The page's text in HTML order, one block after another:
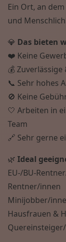
Ein Ort, an
und
💎 Das bieten
❤️ Keine
💰
📞 Sehr hohes
🚫 Keine
🤍 Arbeiten in
Team
🔗 Sehr gerne
🌿 Ideal
EU-/BU-
Rentner/innen
Minijobber/
Hausfrauen &